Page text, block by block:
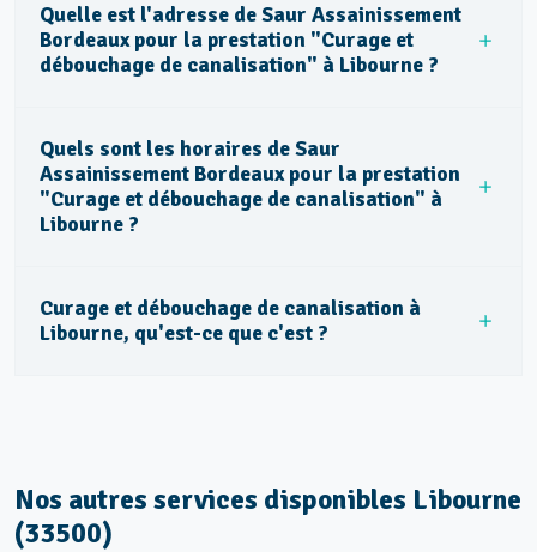
Quelle est l'adresse de Saur Assainissement
Bordeaux pour la prestation "Curage et
débouchage de canalisation" à Libourne ?
Quels sont les horaires de Saur
Assainissement Bordeaux pour la prestation
"Curage et débouchage de canalisation" à
Libourne ?
Curage et débouchage de canalisation à
Libourne, qu'est-ce que c'est ?
Nos autres services disponibles Libourne
(33500)